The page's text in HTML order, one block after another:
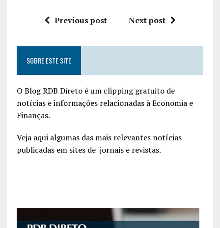
Previous post Next post
SOBRE ESTE SITE
O Blog RDB Direto é um clipping gratuito de
notícias e informações relacionadas à Economia e
Finanças.
Veja aqui algumas das mais relevantes notícias
publicadas em sites de jornais e revistas.